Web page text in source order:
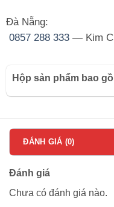
Đà Nẵng:
0857 288 333— Kim
Hộp sản phẩm bao
ĐÁNH GIÁ (0)
Đánh giá
Chưa có đánh giá nào.